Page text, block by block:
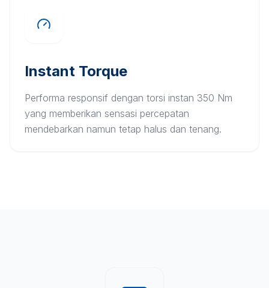
Instant Torque
Performa responsif dengan torsi instan 350 Nm
yang memberikan sensasi percepatan
mendebarkan namun tetap halus dan tenang.